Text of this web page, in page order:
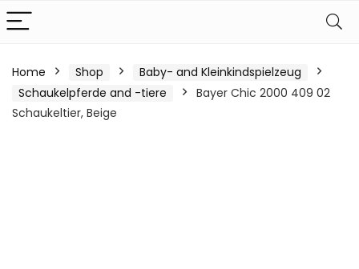
Home Shop
Baby- and Kleinkindspielzeug
Schaukelpferde and -tiere
Bayer Chic 2000 409 02
Schaukeltier, Beige